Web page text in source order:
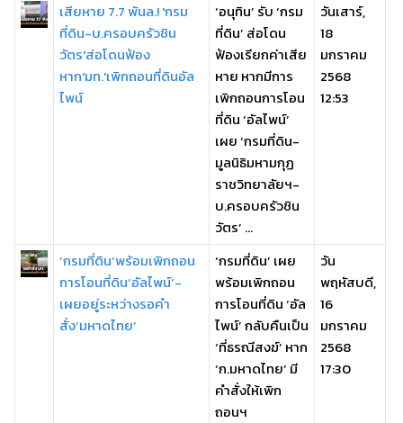
เสียหาย 7.7 พันล.! 'กรม
ที่ดิน-บ.ครอบครัวชิน
วัตร'ส่อโดนฟ้อง
หาก'มท.'เพิกถอนที่ดินอัล
ไพน์
‘อนุทิน’ รับ ‘กรม
ที่ดิน’ ส่อโดน
ฟ้องเรียกค่าเสีย
หาย หากมีการ
เพิกถอนการโอน
ที่ดิน ‘อัลไพน์’
เผย ‘กรมที่ดิน-
มูลนิธิมหามกุฏ
ราชวิทยาลัยฯ-
บ.ครอบครัวชิน
วัตร’ ...
วันเสาร์,
18
มกราคม
2568
12:53
‘กรมที่ดิน’พร้อมเพิกถอน
การโอนที่ดิน‘อัลไพน์’-
เผยอยู่ระหว่างรอคำ
สั่ง‘มหาดไทย’
‘กรมที่ดิน’ เผย
พร้อมเพิกถอน
การโอนที่ดิน ‘อัล
ไพน์’ กลับคืนเป็น
‘ที่ธรณีสงฆ์’ หาก
‘ก.มหาดไทย’ มี
คำสั่งให้เพิก
ถอนฯ
วัน
พฤหัสบดี,
16
มกราคม
2568
17:30